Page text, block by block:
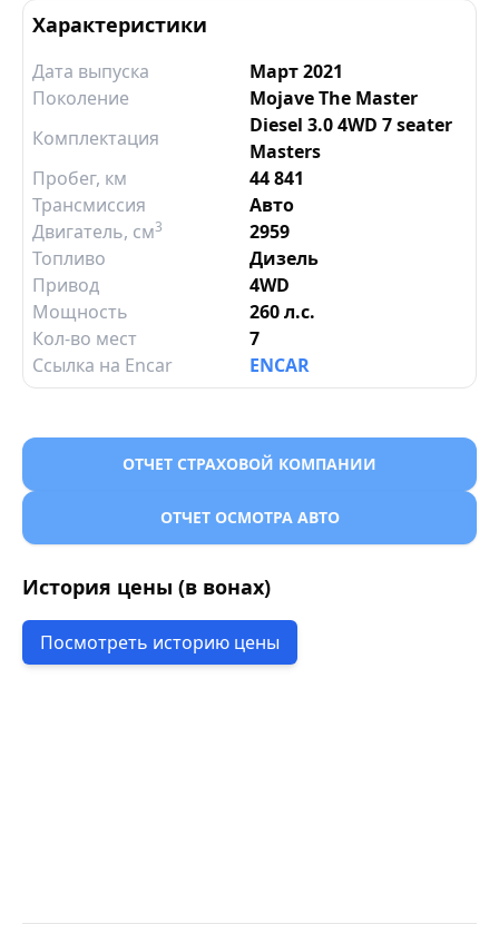
Характеристики
Дата выпуска
Март 2021
Поколение
Mojave The Master
Комплектация
Diesel 3.0 4WD 7 seater
Masters
Пробег, км
44 841
Трансмиссия
Авто
Двигатель, см3
2959
Топливо
Дизель
Привод
4WD
Мощность
260 л.с.
Кол-во мест
7
Ссылка на Encar
ENCAR
ОТЧЕТ СТРАХОВОЙ КОМПАНИИ
ОТЧЕТ ОСМОТРА АВТО
История цены (в вонах)
Посмотреть историю цены